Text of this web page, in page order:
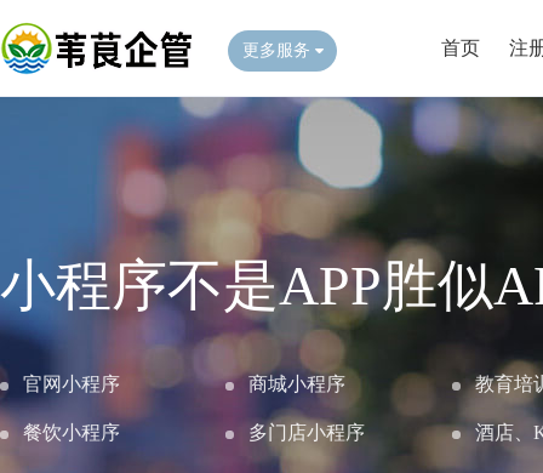
更多服务 首页 注
小程序不是APP胜似
官网小程序 商城小程序 教育培
餐饮小程序 多门店小程序 酒店、